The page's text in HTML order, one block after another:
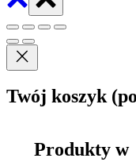
Twój koszyk
Produkty w